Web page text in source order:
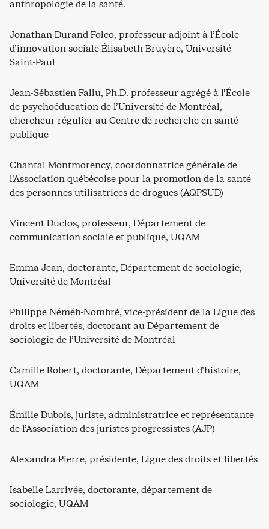
anthropologie de la santé.
Jonathan Durand Folco, professeur adjoint à l’École
d’innovation sociale Élisabeth-Bruyère, Université
Saint-Paul
Jean-Sébastien Fallu, Ph.D. professeur agrégé à l’École
de psychoéducation de l’Université de Montréal,
chercheur régulier au Centre de recherche en santé
publique
Chantal Montmorency, coordonnatrice générale de
l’Association québécoise pour la promotion de la santé
des personnes utilisatrices de drogues (AQPSUD)
Vincent Duclos, professeur, Département de
communication sociale et publique, UQAM
Emma Jean, doctorante, Département de sociologie,
Université de Montréal
Philippe Néméh-Nombré, vice-président de la Ligue des
droits et libertés, doctorant au Département de
sociologie de l’Université de Montréal
Camille Robert, doctorante, Département d’histoire,
UQAM
Émilie Dubois, juriste, administratrice et représentante
de l’Association des juristes progressistes (AJP)
Alexandra Pierre, présidente, Ligue des droits et libertés
Isabelle Larrivée, doctorante, département de
sociologie, UQAM